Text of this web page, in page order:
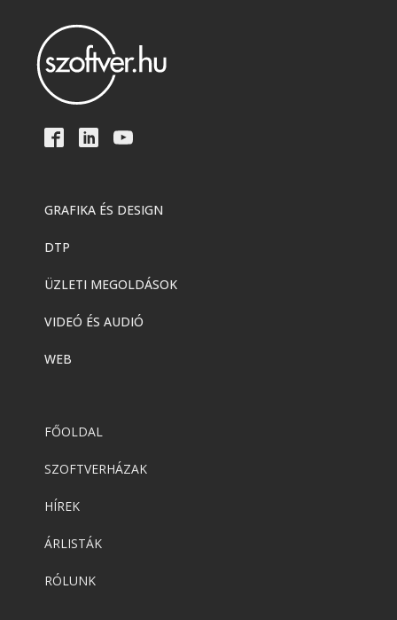
GRAFIKA ÉS DESIGN
DTP
ÜZLETI MEGOLDÁSOK
VIDEÓ ÉS AUDIÓ
WEB
FŐOLDAL
SZOFTVERHÁZAK
HÍREK
ÁRLISTÁK
RÓLUNK